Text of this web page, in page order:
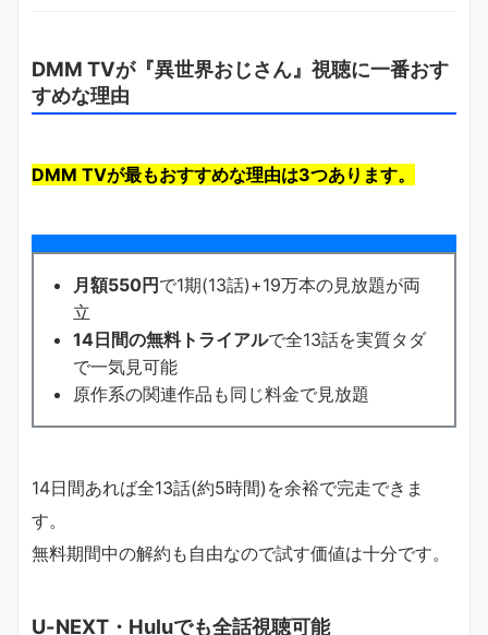
DMM TVが『異世界おじさん』視聴に一番おす
すめな理由
DMM TVが最もおすすめな理由は3つあります。
月額550円 で1期(13話)+19万本の見放題が両
立
14日間の無料トライアルで全13話を実質タダ
で一気見可能
原作系の関連作品も同じ料金で見放題
14日間あれば全13話(約5時間)を余裕で完走できま
す。
無料期間中の解約も自由なので試す価値は十分です。
U-NEXT・Huluでも全話視聴可能